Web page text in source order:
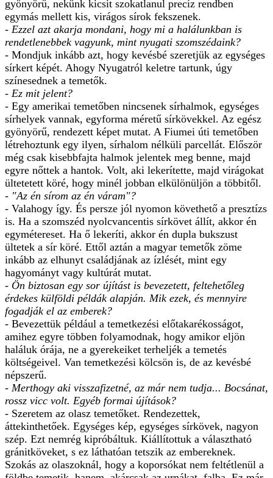
gyönyörű, nekünk kicsit szokatlanul precíz rendben
egymás mellett kis, virágos sírok fekszenek.
- Ezzel azt akarja mondani, hogy mi a halálunkban is
rendetlenebbek vagyunk, mint nyugati szomszédaink?
- Mondjuk inkább azt, hogy kevésbé szeretjük az egységes
sírkert képét. Ahogy Nyugatról keletre tartunk, úgy
színesednek a temetők.
- Ez mit jelent?
- Egy amerikai temetőben nincsenek sírhalmok, egységes
sírhelyek vannak, egyforma méretű sírkövekkel. Az egész
gyönyörű, rendezett képet mutat. A Fiumei úti temetőben
létrehoztunk egy ilyen, sírhalom nélküli parcellát. Először
még csak kisebbfajta halmok jelentek meg benne, majd
egyre nőttek a hantok. Volt, aki lekerítette, majd virágokat
ültetetett köré, hogy minél jobban elkülönüljön a többitől.
- "Az én sírom az én váram"?
- Valahogy így. És persze jól nyomon követhető a presztízs
is. Ha a szomszéd nyolcvancentis sírkövet állít, akkor én
egymétereset. Ha ő lekeríti, akkor én dupla bukszust
ültetek a sír köré. Ettől aztán a magyar temetők zöme
inkább az elhunyt családjának az ízlését, mint egy
hagyományt vagy kultúrát mutat.
- Ön biztosan egy sor újítást is bevezetett, feltehetőleg
érdekes külföldi példák alapján. Mik ezek, és mennyire
fogadják el az emberek?
- Bevezettük például a temetkezési előtakarékosságot,
amihez egyre többen folyamodnak, hogy amikor eljön
haláluk órája, ne a gyerekeiket terheljék a temetés
költségeivel. Van temetkezési kölcsön is, de az kevésbé
népszerű.
- Merthogy aki visszafizetné, az már nem tudja... Bocsánat,
rossz vicc volt. Egyéb formai újítások?
- Szeretem az olasz temetőket. Rendezettek,
áttekinthetőek. Egységes kép, egységes sírkövek, nagyon
szép. Ezt nemrég kipróbáltuk. Kiállítottuk a választható
gránitköveket, s ez láthatóan tetszik az embereknek.
Szokás az olaszoknál, hogy a koporsókat nem feltétlenül a